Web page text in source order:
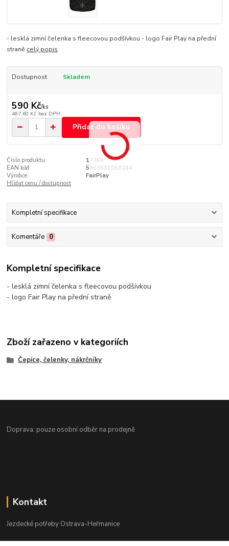
- lesklá zimní čelenka s fleecovou podšívkou - logo Fair Play na přední
straně celý popis
Dostupnost Skladem
590 Kč/ks
487,60 Kč bez DPH
Přidat do košíku
Číslo produktu:
17268
EAN kód:
5903631050244
Výrobce:
FairPlay
Hlídat cenu / dostupnost
Kompletní specifikace
Komentáře 0
Kompletní specifikace
- lesklá zimní čelenka s fleecovou podšívkou
- logo Fair Play na přední straně
Zboží zařazeno v kategoriích
Čepice, čelenky, nákrčníky
Doprava: pouze osobní odběr na prodejně
Kontakt
Jezdecké potřeby Ostrava-Heřmanice